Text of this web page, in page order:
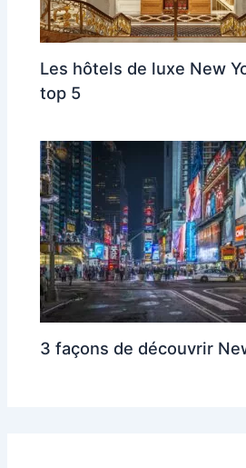
Les hôtels de luxe New
top 5
3 façons de découvrir